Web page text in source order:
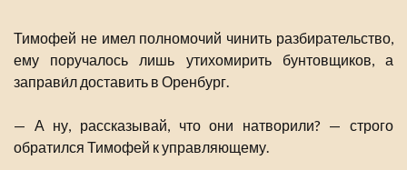
Тимофей не имел полномочий чинить разбирательство,
ему поручалось лишь утихомирить бунтовщиков, а
заправи́л доставить в Оренбург.
— А ну, рассказывай, что они натворили? — строго
обратился Тимофей к управляющему.